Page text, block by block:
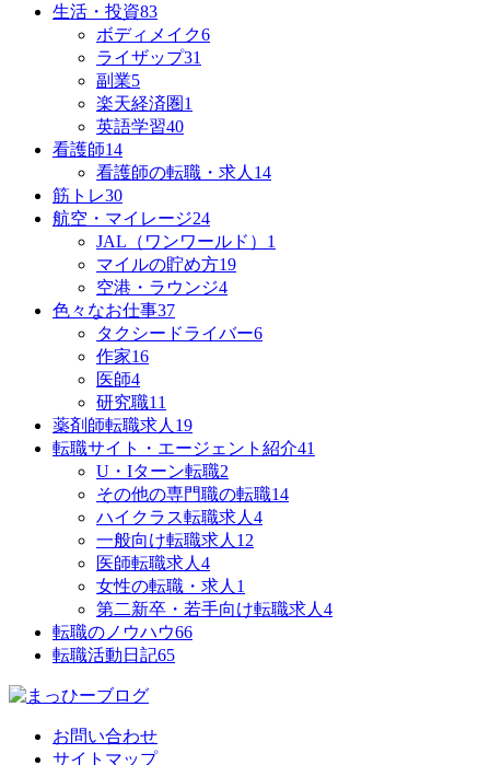
生活・投資83
ボディメイク6
ライザップ31
副業5
楽天経済圏 1
英語学習40
看護師14
看護師の転職・求人 14
筋トレ30
航空・マイレージ24
JAL（ワンワールド） 1
マイルの貯め方19
空港・ラウンジ4
色々なお仕事37
タクシードライバー6
作家16
医師4
研究職11
薬剤師転職求人 19
転職サイト・エージェント紹介41
U・Iターン転職2
その他の専門職の転職14
ハイクラス転職求人 4
一般向け転職求人 12
医師転職求人 4
女性の転職・求人 1
第二新卒・若手向け転職求人 4
転職のノウハウ66
転職活動日記65
お問い合わせ
サイトマップ